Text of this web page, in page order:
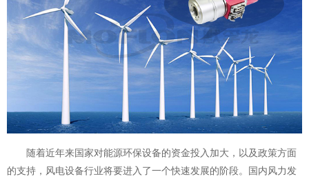
随着近年来国家对能源环保设备的资金投入加大，以及政策方面
的支持，风电设备行业将要进入了一个快速发展的阶段。国内风力发